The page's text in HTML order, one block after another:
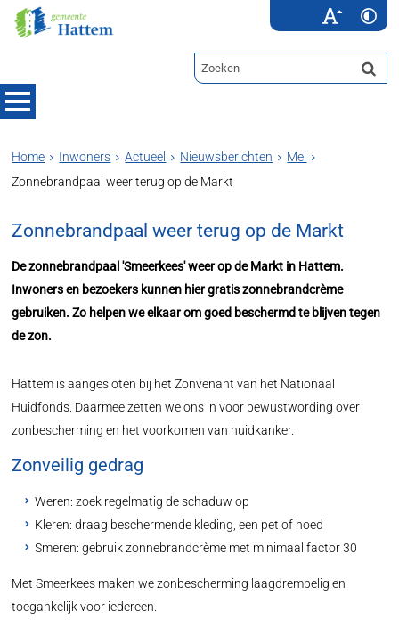
Home Inwoners Actueel Nieuwsberichten
Mei
Zonnebrandpaal weer terug op de Markt
Zonnebrandpaal weer terug op de Markt
De zonnebrandpaal 'Smeerkees' weer op de Markt in Hattem.
Inwoners en bezoekers kunnen hier gratis zonnebrandcrème
gebruiken. Zo helpen we elkaar om goed beschermd te blijven tegen
de zon.
Hattem is aangesloten bij het Zonvenant van het Nationaal
Huidfonds. Daarmee zetten we ons in voor bewustwording over
zonbescherming en het voorkomen van huidkanker.
Zonveilig gedrag
Weren: zoek regelmatig de schaduw op
Kleren: draag beschermende kleding, een pet of hoed
Smeren: gebruik zonnebrandcrème met minimaal factor 30
Met Smeerkees maken we zonbescherming laagdrempelig en
toegankelijk voor iedereen.